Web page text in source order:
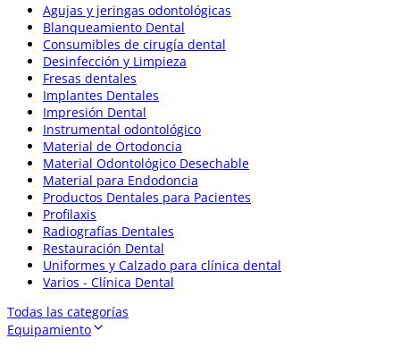
Agujas y jeringas odontológicas
Blanqueamiento Dental
Consumibles de cirugía dental
Desinfección y Limpieza
Fresas dentales
Implantes Dentales
Impresión Dental
Instrumental odontológico
Material de Ortodoncia
Material Odontológico Desechable
Material para Endodoncia
Productos Dentales para Pacientes
Profilaxis
Radiografías Dentales
Restauración Dental
Uniformes y Calzado para clínica dental
Varios - Clínica Dental
Todas las categorías
Equipamiento